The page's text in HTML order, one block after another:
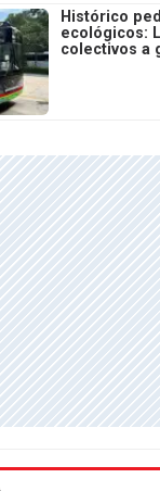
Histórico
ecológicos:
colectivos a